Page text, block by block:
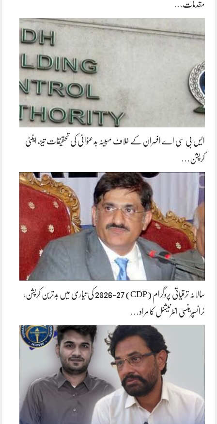
مقدمات…
ایس بی سی اے افسران کے خلاف مبینہ بدعنوانی کی تحقیقات تیز، اینٹی
کرپشن…
سالانہ ترقیاتی پروگرام (CDP) 2026-27 کی تیاری میں بدترین کرپشن،
ٹرانسپرینسی انٹرنیشنل کا مراد…